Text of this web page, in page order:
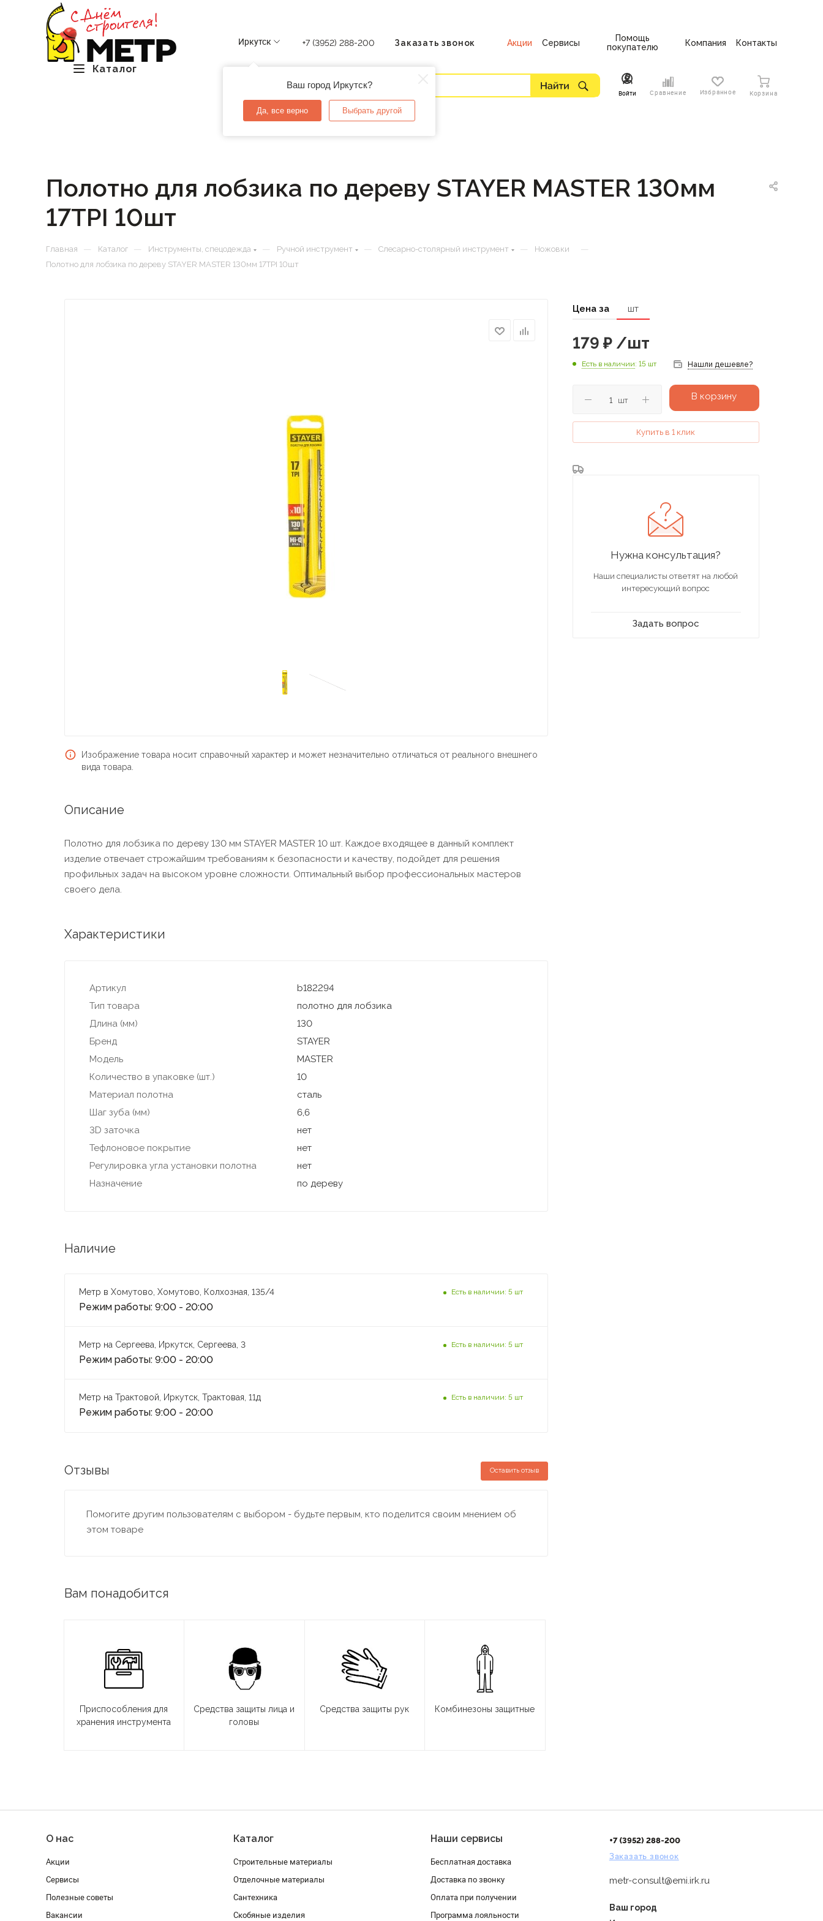
Каталог
Иркутск
Ваш город Иркутск?
Да, все верно Выбрать другой
+7 (3952) 288-200 Заказать звонок Акции Сервисы
Помощь
покупателю
Компания Контакты
Войти Сравнение Избранное Корзина
Полотно для лобзика по дереву STAYER MASTER 130мм
17TPI 10шт
Главная — Каталог — Инструменты, спецодежда — Ручной инструмент — Слесарно-столярный инструмент — Ножовки —
Полотно для лобзика по дереву STAYER MASTER 130мм 17TPI 10шт
Изображение товара носит справочный характер и может незначительно отличаться от реального внешнего
вида товара.
Описание
Полотно для лобзика по дереву 130 мм STAYER MASTER 10 шт. Каждое входящее в данный комплект
изделие отвечает строжайшим требованиям к безопасности и качеству, подойдет для решения
профильных задач на высоком уровне сложности. Оптимальный выбор профессиональных мастеров
своего дела.
Характеристики
Артикул
b182294
Тип товара
полотно для лобзика
Длина (мм)
130
Бренд
STAYER
Модель
MASTER
Количество в упаковке (шт.)
10
Материал полотна
сталь
Шаг зуба (мм)
6,6
3D заточка
нет
Тефлоновое покрытие
нет
Регулировка угла установки полотна
нет
Назначение
по дереву
Наличие
Метр в Хомутово, Хомутово, Колхозная, 135/4
Режим работы: 9:00 - 20:00
Есть в наличии: 5 шт
Метр на Сергеева, Иркутск, Сергеева, 3
Режим работы: 9:00 - 20:00
Есть в наличии: 5 шт
Метр на Трактовой, Иркутск, Трактовая, 11д
Режим работы: 9:00 - 20:00
Есть в наличии: 5 шт
Отзывы Оставить отзыв
Помогите другим пользователям с выбором - будьте первым, кто поделится своим мнением об
этом товаре
Вам понадобится
Приспособления для
хранения инструмента
Средства защиты лица и
головы
Средства защиты рук Комбинезоны защитные
Цена за шт
179 ₽/шт
Есть в наличии: 15 шт Нашли дешевле?
шт В корзину
Купить в 1 клик
Нужна консультация?
Наши специалисты ответят на любой
интересующий вопрос
Задать вопрос
О нас
Акции
Сервисы
Полезные советы
Вакансии
Каталог
Строительные материалы
Отделочные материалы
Сантехника
Скобяные изделия
Наши сервисы
Бесплатная доставка
Доставка по звонку
Оплата при получении
Программа лояльности
+7 (3952) 288-200
Заказать звонок
metr-consult@emi.irk.ru
Ваш город